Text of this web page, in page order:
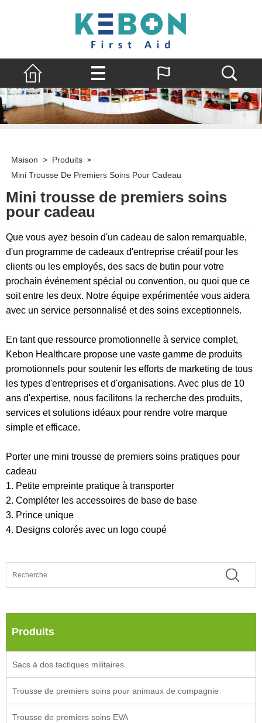
Maison > Produits >
Mini Trousse De Premiers Soins Pour Cadeau
Mini trousse de premiers soins
pour cadeau
Que vous ayez besoin d'un cadeau de salon remarquable,
d'un programme de cadeaux d'entreprise créatif pour les
clients ou les employés, des sacs de butin pour votre
prochain événement spécial ou convention, ou quoi que ce
soit entre les deux. Notre équipe expérimentée vous aidera
avec un service personnalisé et des soins exceptionnels.
En tant que ressource promotionnelle à service complet,
Kebon Healthcare propose une vaste gamme de produits
promotionnels pour soutenir les efforts de marketing de tous
les types d'entreprises et d'organisations. Avec plus de 10
ans d'expertise, nous facilitons la recherche des produits,
services et solutions idéaux pour rendre votre marque
simple et efficace.
Porter une mini trousse de premiers soins pratiques pour
cadeau
1. Petite empreinte pratique à transporter
2. Compléter les accessoires de base de base
3. Prince unique
4. Designs colorés avec un logo coupé
Produits
Sacs à dos tactiques militaires
Trousse de premiers soins pour animaux de compagnie
Trousse de premiers soins EVA